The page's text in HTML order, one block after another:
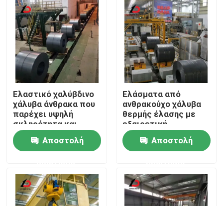
Σπίτι
Βίντεο
Ελαστικό χαλύβδινο
χάλυβα άνθρακα που
παρέχει υψηλή
σκληρότητα και
αντοχή κατάλληλο
για βαριές
βιομηχανικές
Αποστολή
Ελάσματα από
ανθρακούχο χάλυβα
θερμής έλασης με
εξαιρετική
συγκολλησιμότητα
και αντοχή σε
κρούση, κατάλληλα
αγωγών
Αποστολή